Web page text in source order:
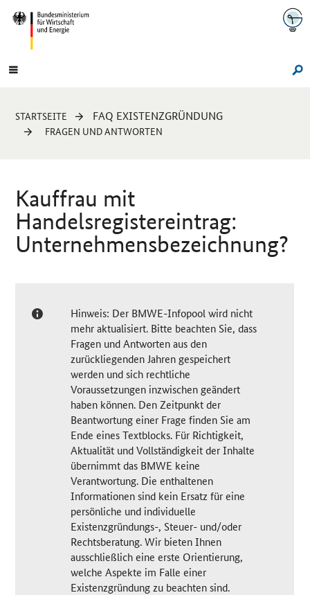
Navigation
Hauptmenü
Sie
sind
STARTSEITE FAQ EXISTENZGRÜNDUNG
FRAGEN UND ANTWORTEN
Kauffrau mit
Handelsregistereintrag:
Unternehmensbezeichnung?
Hinweis: Der BMWE-Infopool wird nicht
mehr aktualisiert. Bitte beachten Sie, dass
Fragen und Antworten aus den
zurückliegenden Jahren gespeichert
werden und sich rechtliche
Voraussetzungen inzwischen geändert
haben können. Den Zeitpunkt der
Beantwortung einer Frage finden Sie am
Ende eines Textblocks. Für Richtigkeit,
Aktualität und Vollständigkeit der Inhalte
übernimmt das BMWE keine
Verantwortung. Die enthaltenen
Informationen sind kein Ersatz für eine
persönliche und individuelle
Existenzgründungs-, Steuer- und/oder
Rechtsberatung. Wir bieten Ihnen
ausschließlich eine erste Orientierung,
welche Aspekte im Falle einer
Existenzgründung zu beachten sind.